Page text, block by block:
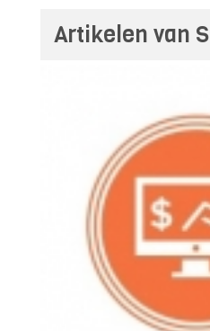
Artikelen van